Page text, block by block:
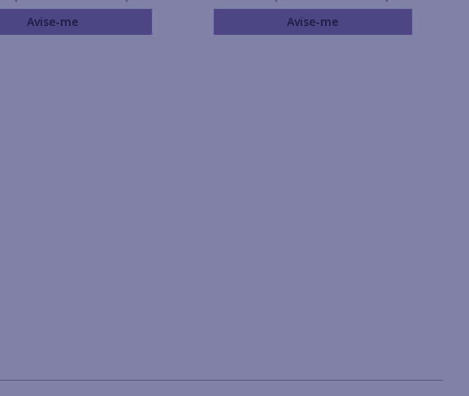
Avise-me Avise-me